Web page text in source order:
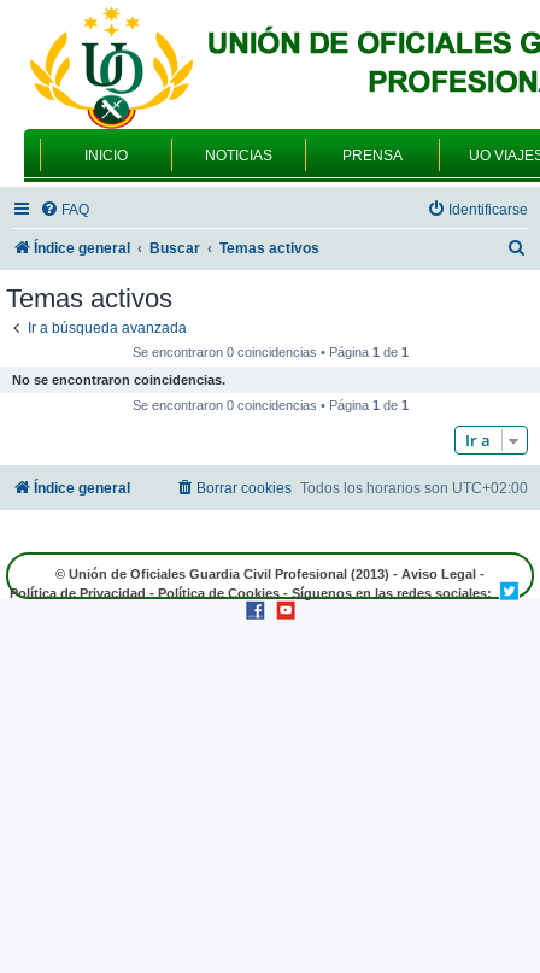
INICIO NOTICIAS PRENSA UO
FAQ Identificarse
Índice general Buscar Temas activos
Temas activos
Ir a búsqueda avanzada
Se encontraron 0 coincidencias • Página 1de 1
No se encontraron coincidencias.
Se encontraron 0 coincidencias • Página 1de 1
Ir a
Índice general Todos los horarios son UTC+02:00
Borrar cookies
© Unión de Oficiales Guardia Civil Profesional (2013) - Aviso Legal -
Política de Privacidad-Política de Cookies- Síguenos en las redes sociales: